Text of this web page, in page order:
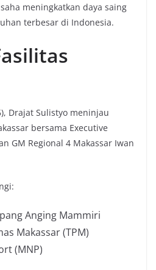
meningkatkan daya saing
terbesar di Indonesia.
Drajat Sulistyo meninjau
bersama Executive
GM Regional 4 Makassar Iwan
Anging Mammiri
Makassar (TPM)
(MNP)